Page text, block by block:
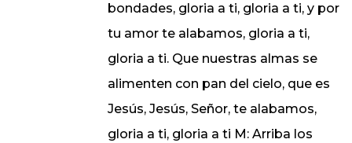
bondades, gloria a ti, gloria a ti, y por
tu amor te alabamos, gloria a ti,
gloria a ti. Que nuestras almas se
alimenten con pan del cielo, que es
Jesús, Jesús, Señor, te alabamos,
gloria a ti, gloria a ti M: Arriba los